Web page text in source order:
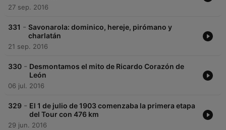
27 sep. 2016
331 - Savonarola: dominico, hereje, pirómano y
charlatán
21 sep. 2016
330 - Desmontamos el mito de Ricardo Corazón de
León
06 jul. 2016
329 - El 1 de julio de 1903 comenzaba la primera etapa
del Tour con 476 km
29 jun. 2016